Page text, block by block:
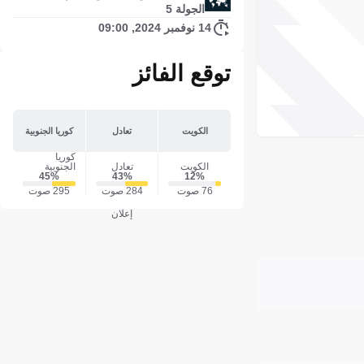
الجولة 5
14 نوفمبر 2024, 09:00
توقع الفائز
الكويت تعادل كوريا الجنوبية
الكويت
12‎%‎
76 صوت
تعادل
43‎%‎
284 صوت
كوريا
الجنوبية
45‎%‎
295 صوت
إعلان